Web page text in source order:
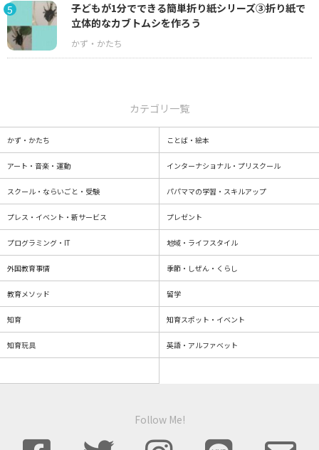
5
子どもが1分でできる簡単折り紙シリーズ③折り紙で
立体的なカブトムシを作ろう
カテゴリ一覧
かず・かたち ことば・絵本
アート・音楽・運動 インターナショナル・プリスクール
スクール・ならいごと・受験 パパママの学習・スキルアップ
プレス・イベント・新サービス プレゼント
プログラミング・IT 地域・ライフスタイル
外国教育事情 季節・しぜん・くらし
教育メソッド 留学
知育 知育スポット・イベント
知育玩具 英語・アルファベット
Follow Me!